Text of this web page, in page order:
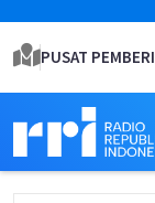
PUSAT